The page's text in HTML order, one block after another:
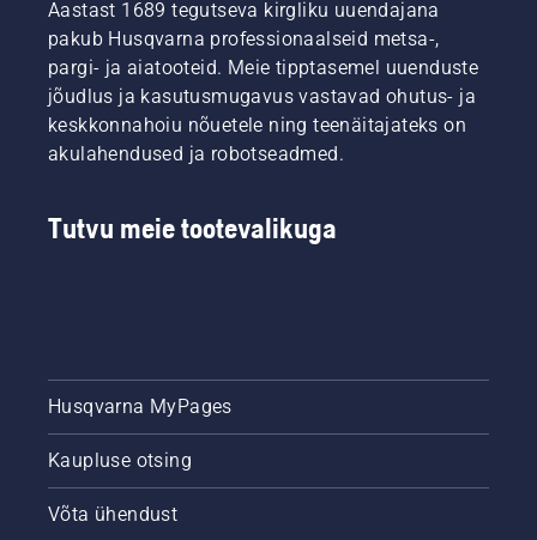
Aastast 1689 tegutseva kirgliku uuendajana
pakub Husqvarna professionaalseid metsa-,
pargi- ja aiatooteid. Meie tipptasemel uuenduste
jõudlus ja kasutusmugavus vastavad ohutus- ja
keskkonnahoiu nõuetele ning teenäitajateks on
akulahendused ja robotseadmed.
Tutvu meie tootevalikuga
Husqvarna MyPages
Kaupluse otsing
Võta ühendust